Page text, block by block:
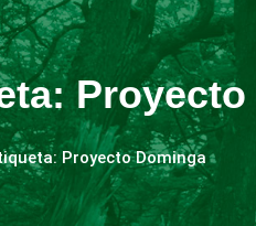
Proyecto Dominga